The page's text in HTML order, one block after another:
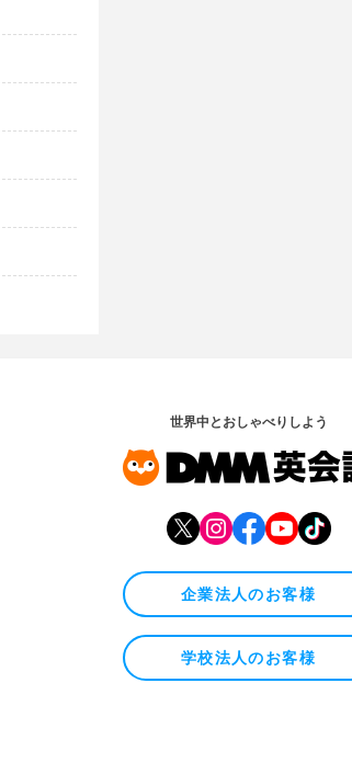
世界中とおしゃべりしよう
企業法人のお客様
学校法人のお客様